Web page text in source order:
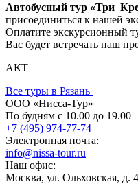
Автобусный тур «Три
присоединиться к нашей
Оплатите экскурсионный
Вас будет встречать наш
АКТ
Все туры в Рязань
ООО «Нисса-Тур»
По будням с 10.00 до 19.00
+7 (495) 974-77-74
Электронная почта:
info@nissa-tour.ru
Наш офис:
Москва, ул. Ольховская, д.